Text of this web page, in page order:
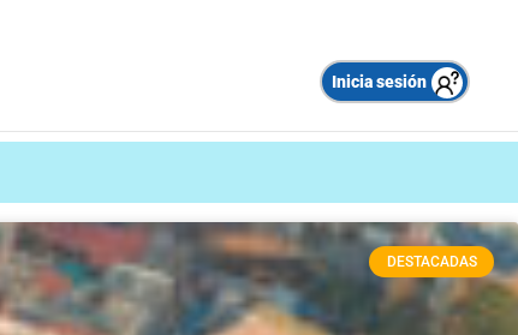
Inicia sesión
DESTACADAS